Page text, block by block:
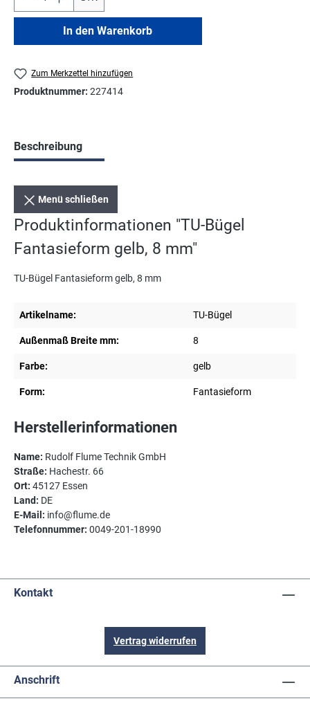
In den Warenkorb
Zum Merkzettel hinzufügen
Produktnummer: 227414
Beschreibung
Menü schließen
Produktinformationen "TU-Bügel
Fantasieform gelb, 8 mm"
TU-Bügel Fantasieform gelb, 8 mm
Artikelname: TU-Bügel
Außenmaß Breite mm: 8
Farbe: gelb
Form: Fantasieform
Herstellerinformationen
Name: Rudolf Flume Technik GmbH
Straße: Hachestr. 66
Ort: 45127 Essen
Land: DE
E-Mail: info@flume.de
Telefonnummer: 0049-201-18990
Kontakt
Vertrag widerrufen
Anschrift